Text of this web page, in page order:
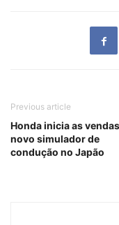
Previous article
Honda inicia as
novo simulador de
condução no Japão